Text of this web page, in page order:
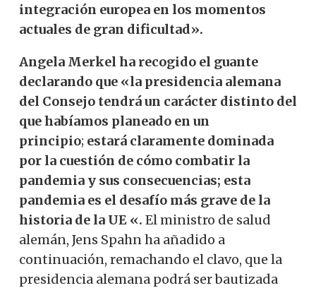
integración europea en los momentos
actuales de gran dificultad».
Angela Merkel ha recogido el guante
declarando que «la presidencia alemana
del Consejo tendrá un carácter distinto del
que habíamos planeado en un
principio; estará claramente dominada
por la cuestión de cómo combatir la
pandemia y sus consecuencias; esta
pandemia es el desafío más grave de la
historia de la UE «. El ministro de salud
alemán, Jens Spahn ha añadido a
continuación, remachando el clavo, que la
presidencia alemana podrá ser bautizada